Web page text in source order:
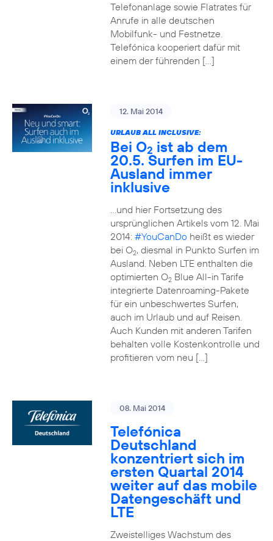
Telefonanlage sowie Flatrates für
Anrufe in alle deutschen
Mobilfunk- und Festnetze.
Telefónica kooperiert dafür mit
einem der führenden […]
12. Mai 2014
URLAUB ALL INCLUSIVE:
Bei O2 ist ab dem
20.5. Surfen im EU-
Ausland immer
inklusive
…und hier Fortsetzung des
ursprünglichen Artikels vom 12. Mai
2014: #YouCanDoheißt es wieder
bei O2, diesmal in Punkto Surfen im
Ausland. Neben LTE enthalten die
optimierten O2Blue All-in Tarife
integrierte Datenroaming-Pakete
für ein unbeschwertes Surfen,
auch im Urlaub und auf Reisen.
Auch Kunden mit anderen Tarifen
behalten volle Kostenkontrolle und
profitieren vom neu […]
08. Mai 2014
Telefónica
Deutschland
konzentriert sich im
ersten Quartal 2014
weiter auf das mobile
Datengeschäft und
LTE
Zweistelliges Wachstum des